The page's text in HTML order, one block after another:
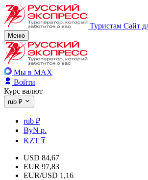
Туристам Сайт
Меню
Мы в MAX
Войти
Курс валют
rub ₽
rub ₽
ByN р.
KZT ₸
USD 84,67
EUR 97,83
EUR/USD 1,16